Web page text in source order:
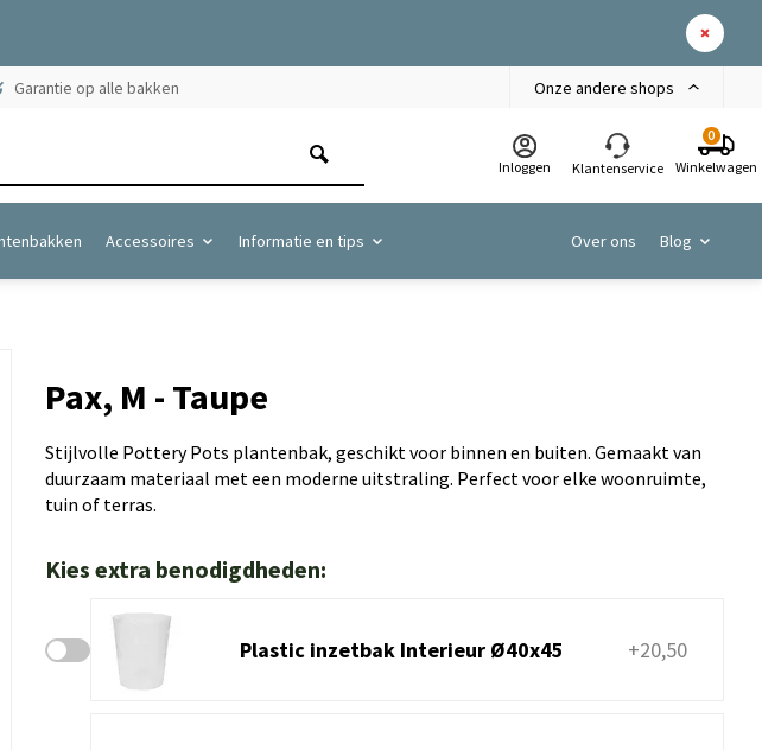
Garantie op alle bakken Onze andere shops
Inloggen Klantenservice
0
Winkelwagen
Accessoires Informatie en tips Over ons Blog
Pax, M - Taupe
Stijlvolle Pottery Pots plantenbak, geschikt voor binnen en buiten. Gemaakt van
duurzaam materiaal met een moderne uitstraling. Perfect voor elke woonruimte,
tuin of terras.
Kies extra benodigdheden:
Plastic inzetbak Interieur Ø40x45 +20,50